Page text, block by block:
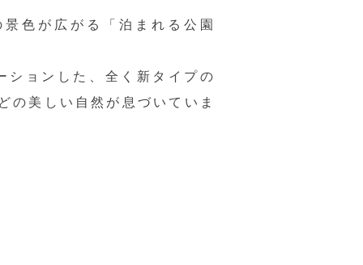
色が広がる「泊まれる公園
ションした、全く新タイプの
の美しい自然が ​息づいていま